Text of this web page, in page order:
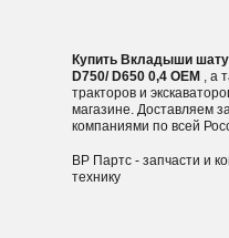
Купить Вкладыши
D750/ D650 0,4 OEM , а
тракторов и
магазине. Доставляем
компаниями по всей
ВР Партс - запчасти и
технику